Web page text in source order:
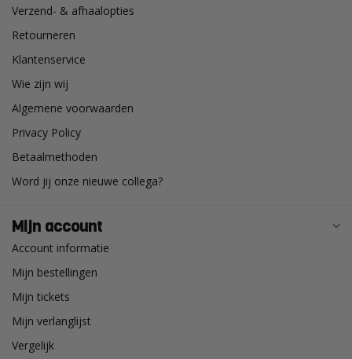
Verzend- & afhaalopties
Retourneren
Klantenservice
Wie zijn wij
Algemene voorwaarden
Privacy Policy
Betaalmethoden
Word jij onze nieuwe collega?
Mijn account
Account informatie
Mijn bestellingen
Mijn tickets
Mijn verlanglijst
Vergelijk